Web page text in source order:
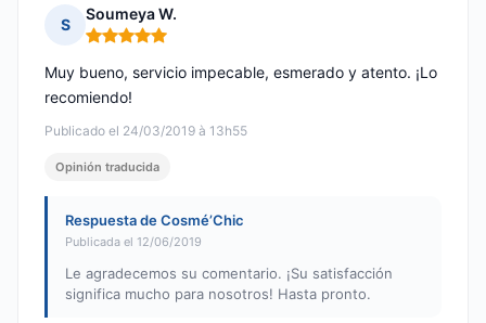
S
Soumeya W.
Nota: 5 de 5
Publicado el 24/03/2019 à 13h55
Muy bueno, servicio impecable, esmerado y atento. ¡Lo
recomiendo!
Opinión traducida
Respuesta de Cosmé’Chic
Publicada el 12/06/2019
Le agradecemos su comentario. ¡Su satisfacción
significa mucho para nosotros! Hasta pronto.